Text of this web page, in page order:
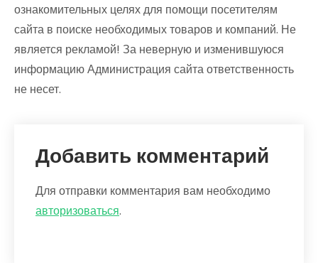
ознакомительных целях для помощи посетителям
сайта в поиске необходимых товаров и компаний. Не
является рекламой! За неверную и изменившуюся
информацию Администрация сайта ответственность
не несет.
Добавить комментарий
Для отправки комментария вам необходимо
авторизоваться.